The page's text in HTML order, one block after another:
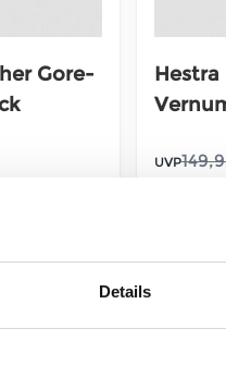
Details
Gore-
Hestra
UVP